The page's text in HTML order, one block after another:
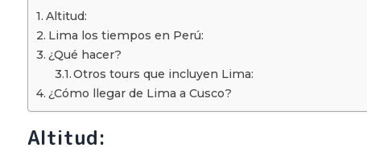
Altitud:
Lima los tiempos en Perú:
¿Qué hacer?
Otros tours que incluyen Lima:
¿Cómo llegar de Lima a Cusco?
Altitud: